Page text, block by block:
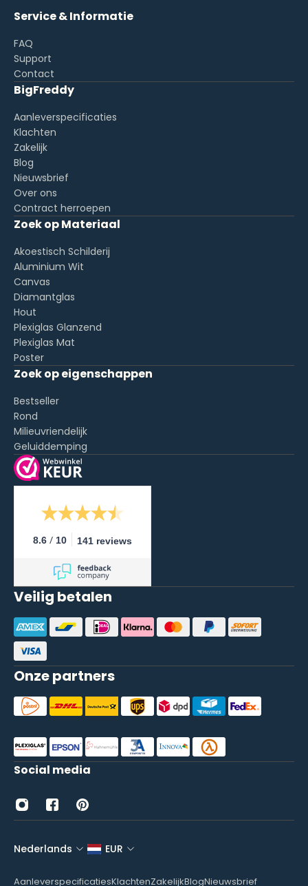
Service & Informatie
FAQ
Support
Contact
BigFreddy
Aanleverspecificaties
Klachten
Zakelijk
Blog
Nieuwsbrief
Over ons
Contract herroepen
Zoek op Materiaal
Akoestisch Schilderij
Aluminium Wit
Canvas
Diamantglas
Hout
Plexiglas Glanzend
Plexiglas Mat
Poster
Zoek op eigenschappen
Bestseller
Rond
Milieuvriendelijk
Geluiddemping
8.6 / 10 141 reviews
Veilig betalen
Onze partners
Social media
Nederlands EUR
AanleverspecificatiesKlachtenZakelijkBlogNieuwsbrief